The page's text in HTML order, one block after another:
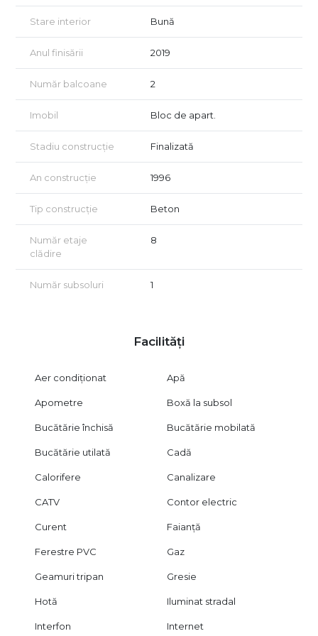
la îndemână — o combinație rar întâlnită între accesibilitate și
confort urban.
Suprafață generoasă, mai mare decât media zonei
Compartimentare eficientă, atipică — oferă un plus de spațiu
Bucătărie închisă spațioasă și două băi
Instalații modernizate în 2019, 3 AC-uri
Zonă excelentă, cu toate facilitățile la câțiva pași
Ideal pentru familii active.
vizionare, conform articolelor 2096–2102 din Codul Civil.
Certificatul energetic este disponibil la vânzare.
Acest apartament nu este doar o locuință mai mare decât
solidă într-o zonă centrală, activă, perfect conectată la tot ce
apartament standard, ai găsit locul potrivit.
Stare interior Bună
Anul finisării 2019
Număr balcoane 2
Imobil Bloc de apart.
Stadiu construcție Finalizată
An construcție 1996
Tip construcție Beton
Număr etaje
clădire
8
Număr subsoluri 1
Facilități
Aer condiționat Apă
Apometre Boxă la subsol
Bucătărie închisă Bucătărie mobilată
Bucătărie utilată Cadă
Calorifere Canalizare
CATV Contor electric
Curent Faianță
Ferestre PVC Gaz
Geamuri tripan Gresie
Hotă Iluminat stradal
Interfon Internet